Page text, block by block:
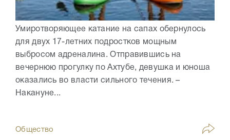
Умиротворяющее катание на сапах обернулось
для двух 17-летних подростков мощным
выбросом адреналина. Отправившись на
вечернюю прогулку по Ахтубе, девушка и юноша
оказались во власти сильного течения. –
Накануне...
Общество